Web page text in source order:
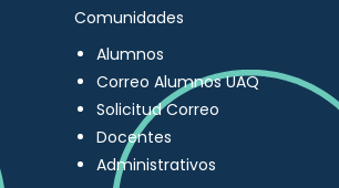
Comunidades
Alumnos
Correo Alumnos UAQ
Solicitud Correo
Docentes
Administrativos